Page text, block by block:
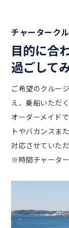
撮影・ロ
葉山周辺
ライブカ
ライブカ
オーナー
チャーターク
目的に合
過ごして
ご希望のクルー
え、乗船いただ
オーダーメイド
トやバカンスま
対応させていただ
※時間チャータ